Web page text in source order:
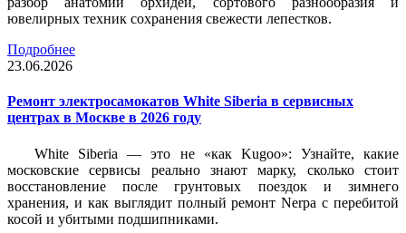
ювелирных техник сохранения свежести лепестков.
Подробнее
23.06.2026
Ремонт электросамокатов White Siberia в сервисных
центрах в Москве в 2026 году
White Siberia — это не «как Kugoo»: Узнайте, какие
московские сервисы реально знают марку, сколько стоит
восстановление после грунтовых поездок и зимнего
хранения, и как выглядит полный ремонт Nerpa с перебитой
косой и убитыми подшипниками.